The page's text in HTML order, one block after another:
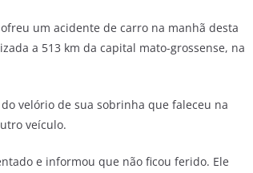
um acidente de carro na manhã desta
a 513 km da capital mato-grossense, na
velório de sua sobrinha que faleceu na
veículo.
e informou que não ficou ferido. Ele